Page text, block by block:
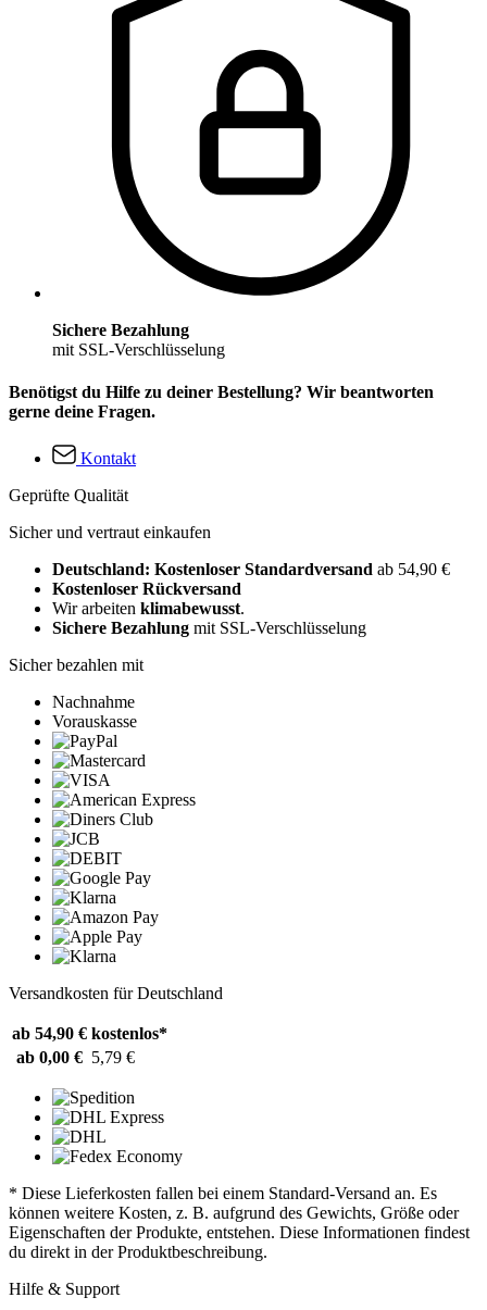
Sichere Bezahlung
mit SSL-Verschlüsselung
Benötigst du Hilfe zu deiner Bestellung? Wir beantworten
gerne deine Fragen.
Kontakt
Geprüfte Qualität
Sicher und vertraut einkaufen
Deutschland: Kostenloser Standardversand ab 54,90 €
Kostenloser Rückversand
Wir arbeiten klimabewusst.
Sichere Bezahlung mit SSL-Verschlüsselung
Sicher bezahlen mit
Nachnahme
Vorauskasse
Versandkosten für Deutschland
ab 54,90 € kostenlos*
ab 0,00 € 5,79 €
* Diese Lieferkosten fallen bei einem Standard-Versand an. Es
können weitere Kosten, z. B. aufgrund des Gewichts, Größe oder
Eigenschaften der Produkte, entstehen. Diese Informationen findest
du direkt in der Produktbeschreibung.
Hilfe & Support